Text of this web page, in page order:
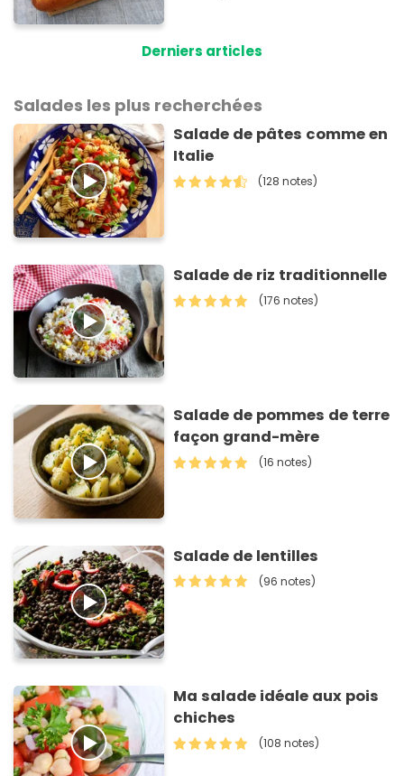
Derniers articles
Salades les plus recherchées
Salade de pâtes comme en
Italie
(128 notes)
Salade de riz traditionnelle
(176 notes)
Salade de pommes de terre
façon grand-mère
(16 notes)
Salade de lentilles
(96 notes)
Ma salade idéale aux pois
chiches
(108 notes)